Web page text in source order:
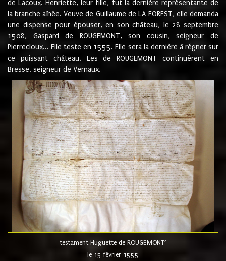
de Lacoux. Henriette, leur fille, fut la dernière représentante de
la branche aînée. Veuve de Guillaume de LA FOREST, elle demanda
une dispense pour épouser, en son château, le 28 septembre
1508, Gaspard de ROUGEMONT, son cousin, seigneur de
Pierrecloux... Elle teste en 1555. Elle sera la dernière à régner sur
ce puissant château. Les de ROUGEMONT continuèrent en
Bresse, seigneur de Vernaux.
testament Huguette de ROUGEMONT4
le 15 février 1555